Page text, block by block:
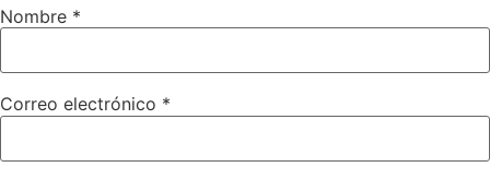
Nombre *
Correo electrónico *